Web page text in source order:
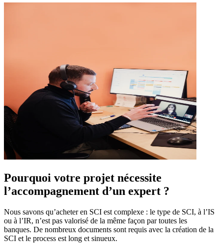
Pourquoi votre projet nécessite
l’accompagnement d’un expert ?
Nous savons qu’acheter en SCI est complexe : le type de SCI, à l’IS
ou à l’IR, n’est pas valorisé de la même façon par toutes les
banques. De nombreux documents sont requis avec la création de la
SCI et le process est long et sinueux.